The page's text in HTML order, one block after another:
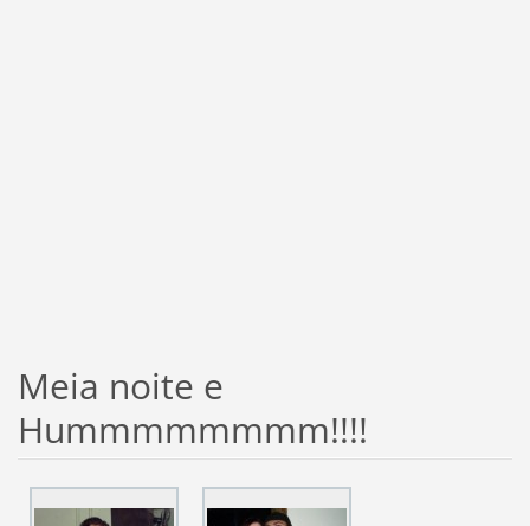
Meia noite e
Hummmmmmmm!!!!